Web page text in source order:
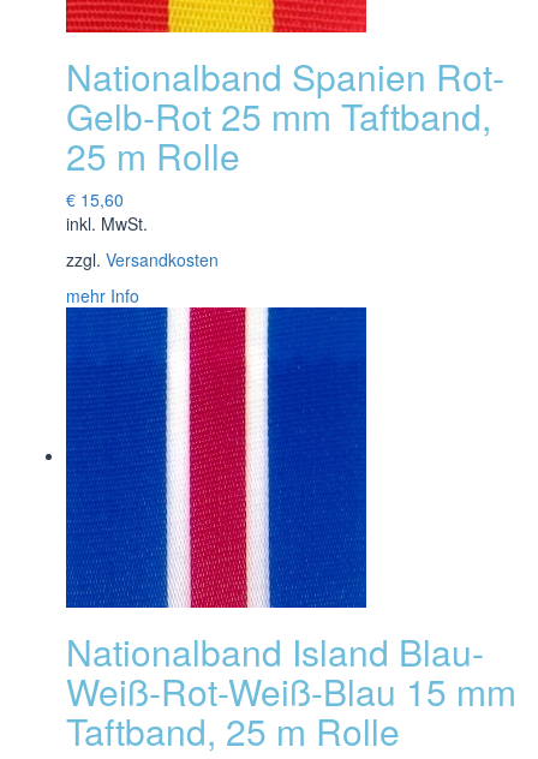
Nationalband Spanien Rot-
Gelb-Rot 25 mm Taftband,
25 m Rolle
€ 15,60
inkl. MwSt.
zzgl. Versandkosten
mehr Info
Nationalband Island Blau-
Weiß-Rot-Weiß-Blau 15 mm
Taftband, 25 m Rolle